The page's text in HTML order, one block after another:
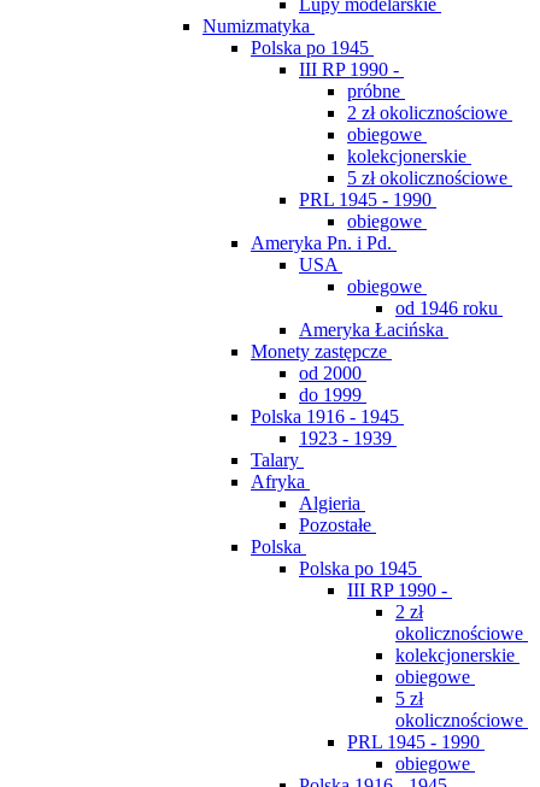
Lupy modelarskie
Numizmatyka
Polska po 1945
III RP 1990 -
próbne
2 zł okolicznościowe
obiegowe
kolekcjonerskie
5 zł okolicznościowe
PRL 1945 - 1990
obiegowe
Ameryka Pn. i Pd.
USA
obiegowe
od 1946 roku
Ameryka Łacińska
Monety zastępcze
od 2000
do 1999
Polska 1916 - 1945
1923 - 1939
Talary
Afryka
Algieria
Pozostałe
Polska
Polska po 1945
III RP 1990 -
2 zł
okolicznościowe
kolekcjonerskie
obiegowe
5 zł
okolicznościowe
PRL 1945 - 1990
obiegowe